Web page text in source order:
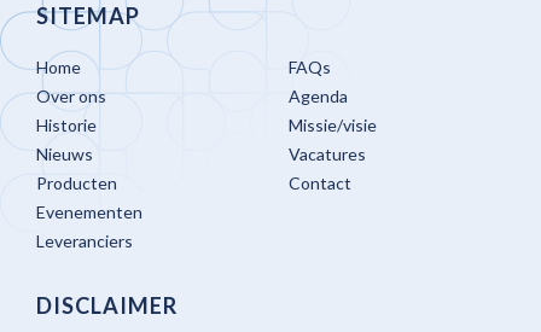
SITEMAP
Home
Over ons
Historie
Nieuws
Producten
Evenementen
Leveranciers
FAQs
Agenda
Missie/visie
Vacatures
Contact
DISCLAIMER